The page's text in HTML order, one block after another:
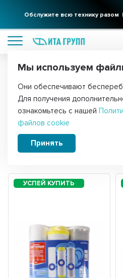
Обслужите всю технику разом
Фильтры для вашего домаРешения
Главная Фильтры для воды
Комплекты
Сортировать:
Мы используем
Они обеспечивают
Для получения
ознакомьтесь с нашей
файлов cookie
Принять